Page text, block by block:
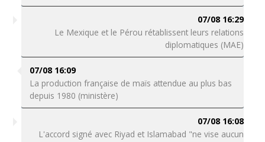
07/08 16:29
Le Mexique et le Pérou rétablissent leurs relations
diplomatiques (MAE)
07/08 16:09
La production française de maïs attendue au plus bas
depuis 1980 (ministère)
07/08 16:08
L'accord signé avec Riyad et Islamabad "ne vise aucun